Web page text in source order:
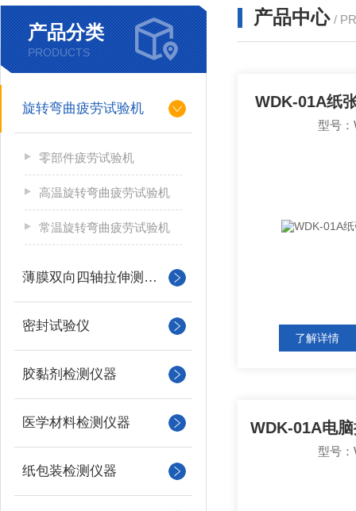
产品分类
PRODUCTS
旋转弯曲疲劳试验机
零部件疲劳试验机
高温旋转弯曲疲劳试验机
常温旋转弯曲疲劳试验机
薄膜双向四轴拉伸测试系统
密封试验仪
胶黏剂检测仪器
医学材料检测仪器
纸包装检测仪器
产品中心 /
WDK-01A纸
型号
了解详情
型号